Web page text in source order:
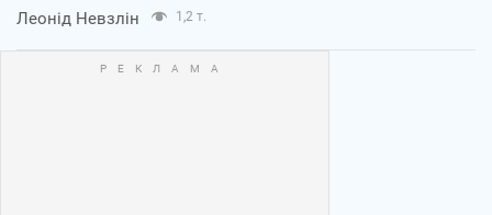
Леонід Невзлін 1,2 т.